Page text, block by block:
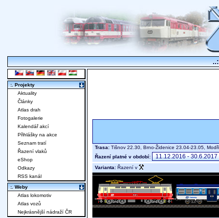
Trasa: Tišnov 22.30, Brno-Židenice 23.04-23.05,
Řazení platné v období:
Varianta: Řazení v
:. Projekty
Aktuality
Články
Atlas drah
Fotogalerie
Kalendář akcí
Přihlášky na akce
Seznam tratí
Řazení vlaků
eShop
Odkazy
RSS kanál
:. Weby
Atlas lokomotiv
Atlas vozů
Nejkrásnější nádraží ČR